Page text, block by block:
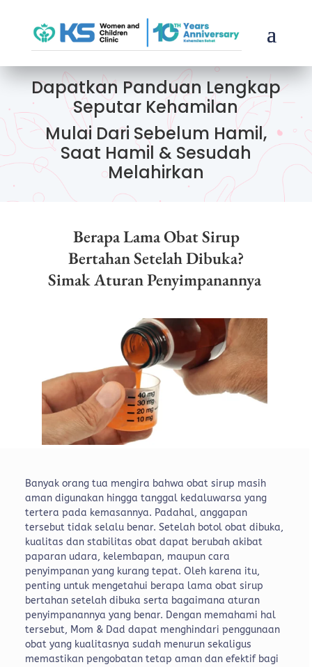
Dapatkan Panduan Lengkap
Seputar Kehamilan
Mulai Dari Sebelum Hamil,
Saat Hamil & Sesudah
Melahirkan
Berapa Lama Obat Sirup
Bertahan Setelah Dibuka?
Simak Aturan Penyimpanannya
Banyak orang tua mengira bahwa obat sirup masih
aman digunakan hingga tanggal kedaluwarsa yang
tertera pada kemasannya. Padahal, anggapan
tersebut tidak selalu benar. Setelah botol obat dibuka,
kualitas dan stabilitas obat dapat berubah akibat
paparan udara, kelembapan, maupun cara
penyimpanan yang kurang tepat. Oleh karena itu,
penting untuk mengetahui berapa lama obat sirup
bertahan setelah dibuka serta bagaimana aturan
penyimpanannya yang benar. Dengan memahami hal
tersebut, Mom & Dad dapat menghindari penggunaan
obat yang kualitasnya sudah menurun sekaligus
memastikan pengobatan tetap aman dan efektif bagi